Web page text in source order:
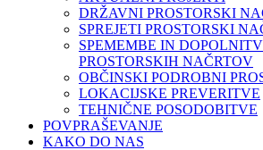
DRŽAVNI PROSTORSKI
SPREJETI PROSTORSKI
SPEMEMBE IN
PROSTORSKIH NAČRTOV
OBČINSKI PODROBNI
LOKACIJSKE PREVERITVE
TEHNIČNE POSODOBITVE
POVPRAŠEVANJE
KAKO DO NAS